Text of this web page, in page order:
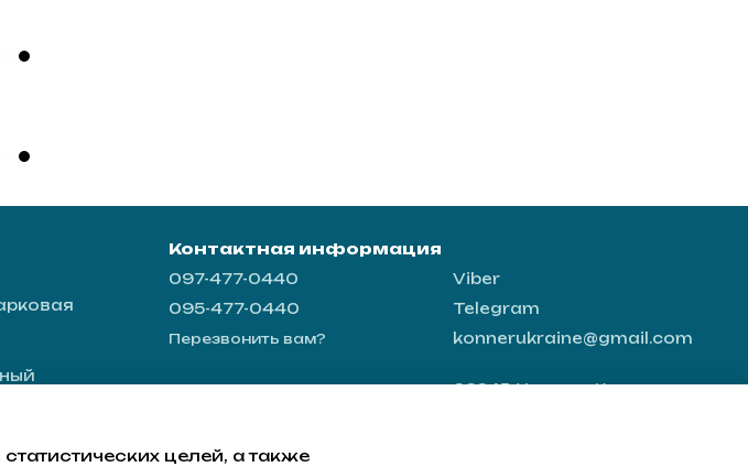
Контактная информация
097-477-0440
095-477-0440
Перезвонить вам?
Viber
Telegram
konnerukraine@gmail.com
03045, Украина, Киев, ул.
целей, а также